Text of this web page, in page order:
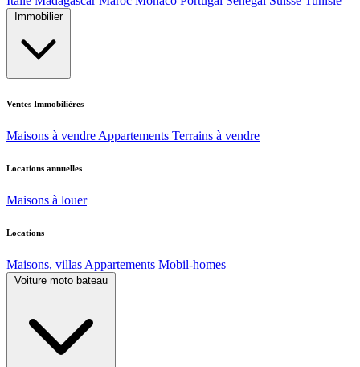
Immobilier
Ventes Immobilières
Maisons à vendre Appartements Terrains à vendre
Locations annuelles
Maisons à louer
Locations
Maisons, villas Appartements Mobil-homes
Voiture moto bateau